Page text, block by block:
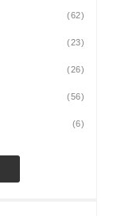
(62)
(23)
(26)
(56)
(6)